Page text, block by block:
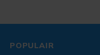
POPULAIR